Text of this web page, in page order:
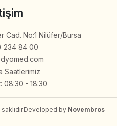
Cad. No:1 Nilüfer/Bursa
234 84 00
Saatlerimiz
08:30 - 18:30
Developed by Novembros